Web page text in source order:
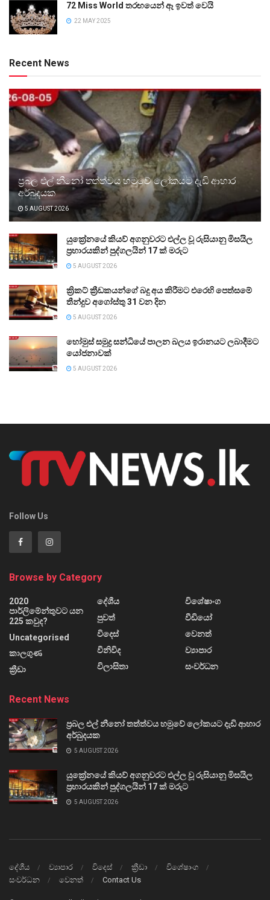
72 Miss World තරඟයෙන් ඈ ඉවත් වෙයි
22 MAY 2025
Recent News
ප්‍රබල එල් නීනෝ තත්ත්වය හමුවේ ලෝකයට දැඩි ආහාර
අර්බුදයක
5 AUGUST 2026
යුක්‍රේනයේ කියව් අගනුවරට එල්ල වූ රුසියානු මිසයිල
ප්‍රහාරයකින් පුද්ගලයින් 17 ක් මරුට
5 AUGUST 2026
ක්‍රිකට් ක්‍රීඩකයන්ගේ බදු අය කිරීමට එරෙහි පෙත්සමේ
තීන්දුව අගෝස්තු 31 වන දින
5 AUGUST 2026
හෝමුස් සමුද්‍ර සන්ධියේ පාලන බලය ඉරානයට ලබාදීමට
යෝජනාවක්
5 AUGUST 2026
Follow Us
Browse by Category
2020
පාර්ලිමේන්තුවට යන
225 කවුද?
Uncategorised
කාලගුණ
ක්‍රීඩා
දේශීය
පුවත්
විදෙස්
විනිවිද
විලාසිතා
විශේෂාංග
වීඩියෝ
වෙනත්
ව්‍යාපාර
සංවර්ධන
Recent News
ප්‍රබල එල් නීනෝ තත්ත්වය හමුවේ ලෝකයට දැඩි ආහාර
අර්බුදයක
5 AUGUST 2026
යුක්‍රේනයේ කියව් අගනුවරට එල්ල වූ රුසියානු මිසයිල
ප්‍රහාරයකින් පුද්ගලයින් 17 ක් මරුට
5 AUGUST 2026
දේශීය ව්‍යාපාර විදෙස් ක්‍රීඩා
විශේෂාංග
සංවර්ධන
වෙනත් Contact Us